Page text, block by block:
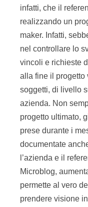
infatti, che il
realizzando un
maker. Infatti,
nel controllare lo
vincoli e richieste
alla fine il progetto
soggetti, di livello
azienda. Non
progetto ultimato,
prese durante i
documentate
l’azienda e il
Microblog,
permette al vero
prendere visione